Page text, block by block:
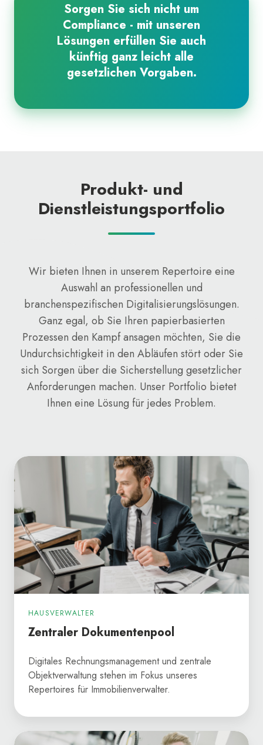
Sorgen Sie sich nicht um
Compliance - mit unseren
Lösungen erfüllen Sie auch
künftig ganz leicht alle
gesetzlichen Vorgaben.
Produkt- und
Dienstleistungsportfolio
Wir bieten Ihnen in unserem Repertoire eine
Auswahl an professionellen und
branchenspezifischen Digitalisierungslösungen.
Ganz egal, ob Sie Ihren papierbasierten
Prozessen den Kampf ansagen möchten, Sie die
Undurchsichtigkeit in den Abläufen stört oder Sie
sich Sorgen über die Sicherstellung gesetzlicher
Anforderungen machen. Unser Portfolio bietet
Ihnen eine Lösung für jedes Problem.
Zentraler
Dokumentenpool
HAUSVERWALTER
Zentraler Dokumentenpool
Digitales Rechnungsmanagement und zentrale
Objektverwaltung stehen im Fokus unseres
Repertoires für Immobilienverwalter.
Zertifikatsverwaltung